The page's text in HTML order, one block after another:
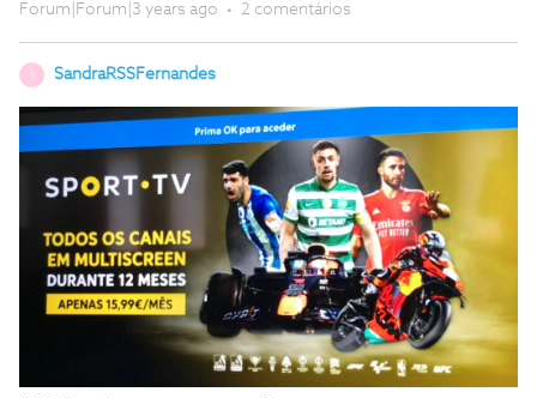
Forum|Forum|3 years ago 2 comentários
S SandraRSSFernandes